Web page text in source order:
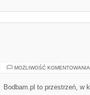
MOŻLIWOŚĆ KOMENTOWANIA
Bodbam.pl to przestrzeń, w